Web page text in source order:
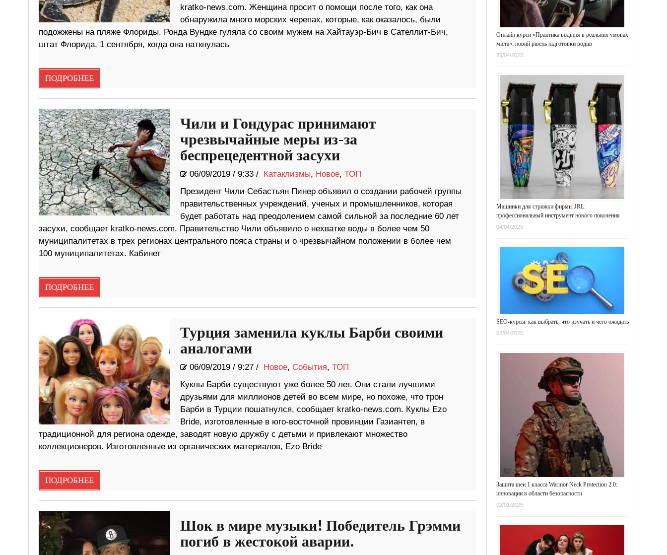
kratko-news.com. Женщина просит о помощи после того, как она
обнаружила много морских черепах, которые, как оказалось, были
подожжены на пляже Флориды. Ронда Вундке гуляла со своим мужем на Хайтауэр-Бич в Сателлит-Бич,
штат Флорида, 1 сентября, когда она наткнулась
ПОДРОБНЕЕ
Чили и Гондурас принимают
чрезвычайные меры из-за
беспрецедентной засухи
06/09/2019/ 9:33 / Катаклизмы, Новое, ТОП
Президент Чили Себастьян Пинер объявил о создании рабочей группы
правительственных учреждений, ученых и промышленников, которая
будет работать над преодолением самой сильной за последние 60 лет
засухи, сообщает kratko-news.com. Правительство Чили объявило о нехватке воды в более чем 50
муниципалитетах в трех регионах центрального пояса страны и о чрезвычайном положении в более чем
100 муниципалитетах. Кабинет
ПОДРОБНЕЕ
Турция заменила куклы Барби своими
аналогами
06/09/2019/ 9:27 / Новое, События, ТОП
Куклы Барби существуют уже более 50 лет. Они стали лучшими
друзьями для миллионов детей во всем мире, но похоже, что трон
Барби в Турции пошатнулся, сообщает kratko-news.com. Куклы Ezo
Bride, изготовленные в юго-восточной провинции Газиантеп, в
традиционной для региона одежде, заводят новую дружбу с детьми и привлекают множество
коллекционеров. Изготовленные из органических материалов, Ezo Bride
ПОДРОБНЕЕ
Шок в мире музыки! Победитель Грэмми
погиб в жестокой аварии.
Онлайн курси «Практика водіння в реальних умовах
міста»: новий рівень підготовки водіїв
25/04/2025
Машинки для стрижки фирмы JRL:
профессиональный инструмент нового поколения
04/04/2025
SEO-курсы: как выбрать, что изучать и чего ожидать
02/04/2025
Защита шеи 1 класса Warmor Neck Protection 2.0:
инновации в области безопасности
02/01/2025